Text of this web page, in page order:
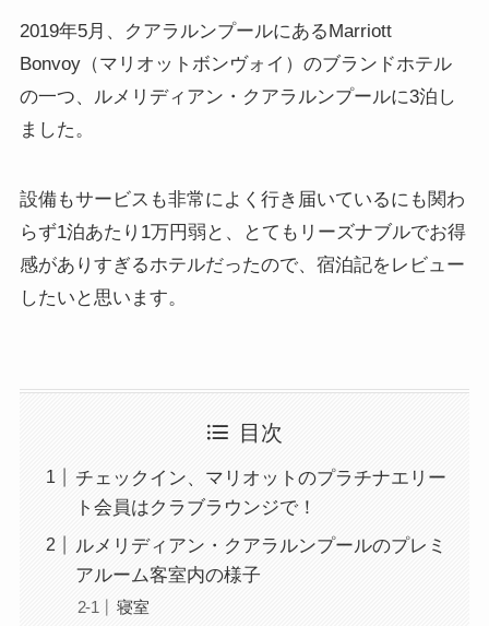
2019年5月、クアラルンプールにあるMarriott
Bonvoy（マリオットボンヴォイ）のブランドホテル
の一つ、ルメリディアン・クアラルンプールに3泊し
ました。
設備もサービスも非常によく行き届いているにも関わ
らず1泊あたり1万円弱と、とてもリーズナブルでお得
感がありすぎるホテルだったので、宿泊記をレビュー
したいと思います。
目次
チェックイン、マリオットのプラチナエリー
ト会員はクラブラウンジで！
ルメリディアン・クアラルンプールのプレミ
アルーム客室内の様子
寝室